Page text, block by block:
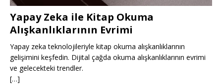
Yapay Zeka ile Kitap Okuma
Alışkanlıklarının Evrimi
Yapay zeka teknolojileriyle kitap okuma alışkanlıklarının
gelişimini keşfedin. Dijital çağda okuma alışkanlıklarının evrimi
ve gelecekteki trendler.
[…]